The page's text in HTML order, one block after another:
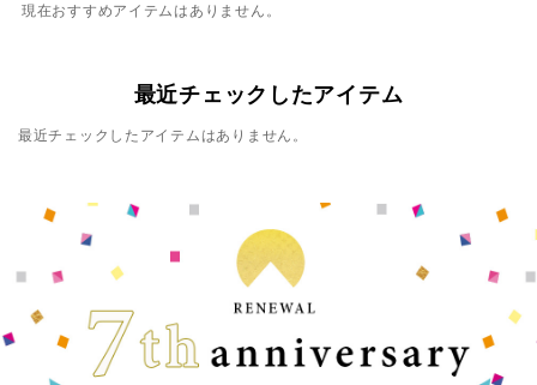
現在おすすめアイテムはありません。
最近チェックしたアイテム
最近チェックしたアイテムはありません。